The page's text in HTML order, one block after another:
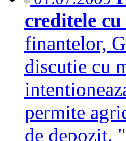
creditele
finantelor,
discutie cu
permite
de depozit.